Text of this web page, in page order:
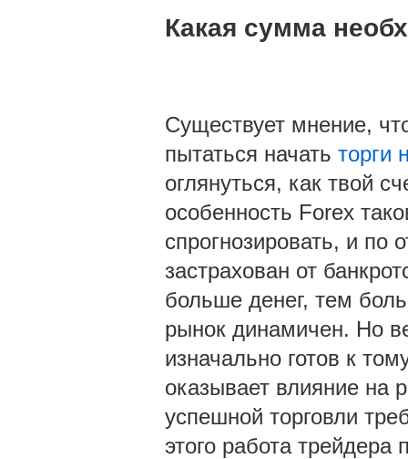
Какая сумма
Существует мнение,
пытаться начать торги
оглянуться, как твой
особенность Forex
спрогнозировать, и по
застрахован от
больше денег, тем
рынок динамичен. Но
изначально готов к
оказывает влияние на
успешной торговли
этого работа